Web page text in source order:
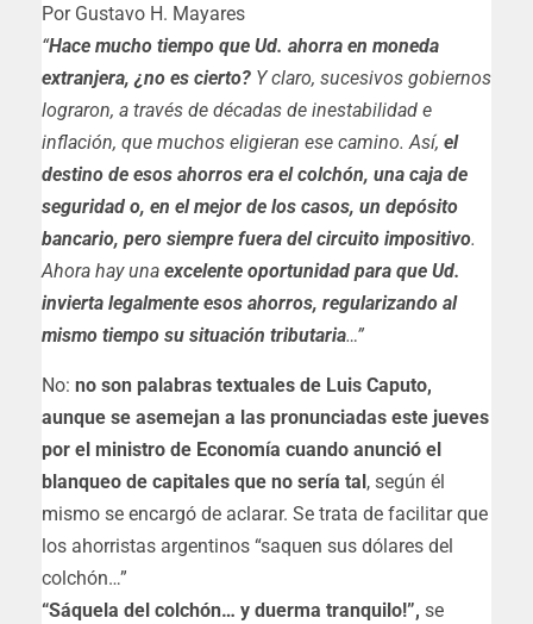
Por Gustavo H. Mayares
“Hace mucho tiempo que Ud. ahorra en moneda
extranjera, ¿no es cierto? Y claro, sucesivos gobiernos
lograron, a través de décadas de inestabilidad e
inflación, que muchos eligieran ese camino. Así, el
destino de esos ahorros era el colchón, una caja de
seguridad o, en el mejor de los casos, un depósito
bancario, pero siempre fuera del circuito impositivo.
Ahora hay una excelente oportunidad para que Ud.
invierta legalmente esos ahorros, regularizando al
mismo tiempo su situación tributaria…”
No: no son palabras textuales de Luis Caputo,
aunque se asemejan a las pronunciadas este jueves
por el ministro de Economía cuando anunció el
blanqueo de capitales que no sería tal, según él
mismo se encargó de aclarar. Se trata de facilitar que
los ahorristas argentinos “saquen sus dólares del
colchón…”
“Sáquela del colchón… y duerma tranquilo!”, se